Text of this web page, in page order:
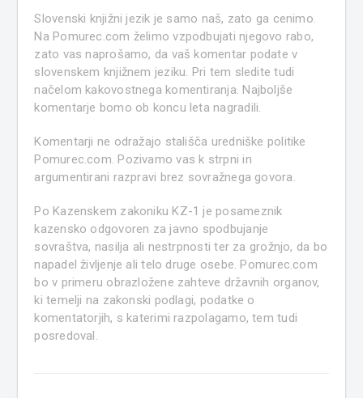
Slovenski knjižni jezik je samo naš, zato ga cenimo.
Na Pomurec.com želimo vzpodbujati njegovo rabo,
zato vas naprošamo, da vaš komentar podate v
slovenskem knjižnem jeziku. Pri tem sledite tudi
načelom kakovostnega komentiranja. Najboljše
komentarje bomo ob koncu leta nagradili.
Komentarji ne odražajo stališča uredniške politike
Pomurec.com. Pozivamo vas k strpni in
argumentirani razpravi brez sovražnega govora.
Po Kazenskem zakoniku KZ-1 je posameznik
kazensko odgovoren za javno spodbujanje
sovraštva, nasilja ali nestrpnosti ter za grožnjo, da bo
napadel življenje ali telo druge osebe. Pomurec.com
bo v primeru obrazložene zahteve državnih organov,
ki temelji na zakonski podlagi, podatke o
komentatorjih, s katerimi razpolagamo, tem tudi
posredoval.